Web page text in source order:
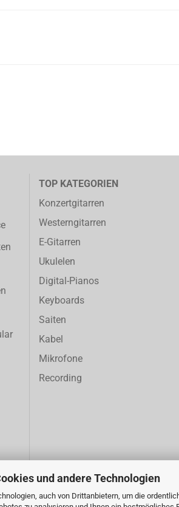
und andere Technologien
auch von Drittanbietern, um die
TOP KATEGORIEN
Konzertgitarren
Westerngitarren
E-Gitarren
Ukulelen
Digital-Pianos
Keyboards
Saiten
Kabel
Mikrofone
Recording